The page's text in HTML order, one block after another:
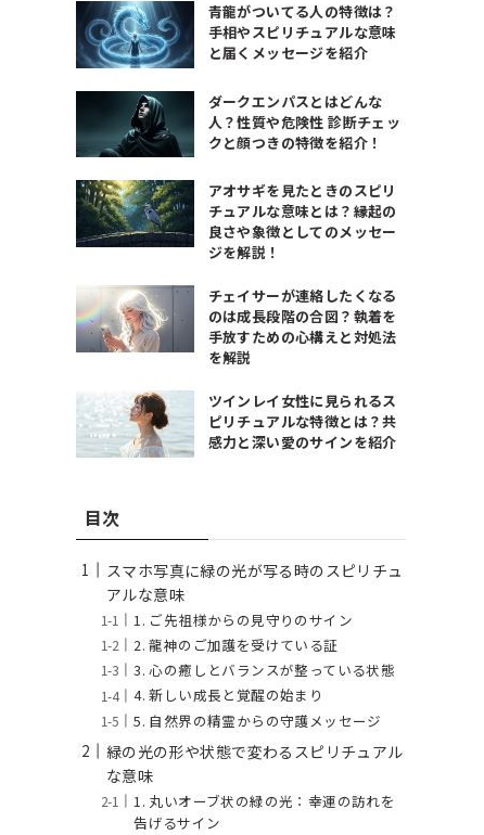
青龍がついてる人の特徴は？
手相やスピリチュアルな意味
と届くメッセージを紹介
ダークエンパスとはどんな
人？性質や危険性 診断チェッ
クと顔つきの特徴を紹介！
アオサギを見たときのスピリ
チュアルな意味とは？縁起の
良さや象徴としてのメッセー
ジを解説！
チェイサーが連絡したくなる
のは成長段階の合図？執着を
手放すための心構えと対処法
を解説
ツインレイ女性に見られるス
ピリチュアルな特徴とは？共
感力と深い愛のサインを紹介
目次
スマホ写真に緑の光が写る時のスピリチュ
アルな意味
1. ご先祖様からの見守りのサイン
2. 龍神のご加護を受けている証
3. 心の癒しとバランスが整っている状態
4. 新しい成長と覚醒の始まり
5. 自然界の精霊からの守護メッセージ
緑の光の形や状態で変わるスピリチュアル
な意味
1. 丸いオーブ状の緑の光：幸運の訪れを
告げるサイン